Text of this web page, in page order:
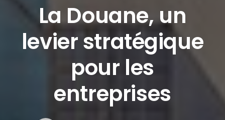
La Douane, un
levier stratégique
pour les
entreprises